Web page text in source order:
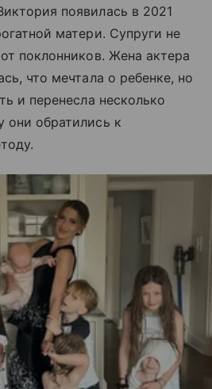
появилась в 2021
матери. Супруги не
поклонников. Жена актера
что мечтала о ребенке, но
и перенесла несколько
обратились к